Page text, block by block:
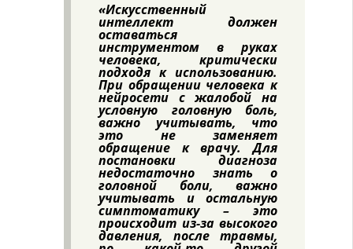
«Искусственный
интеллект должен
оставаться
инструментом в руках
человека, критически
подходя к использованию.
При обращении человека к
нейросети с жалобой на
условную головную боль,
важно учитывать, что
это не заменяет
обращение к врачу. Для
постановки диагноза
недостаточно знать о
головной боли, важно
учитывать и остальную
симптоматику – это
происходит из-за высокого
давления, после травмы,